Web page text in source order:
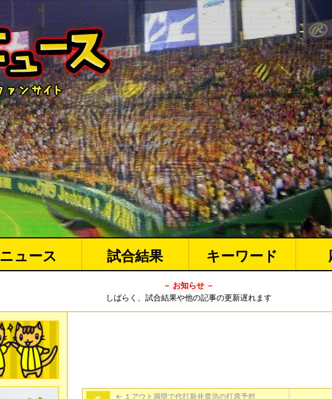
ニュース 試合結果 キーワード
－ お知らせ －
しばらく、試合結果や他の記事の更新遅れます
← １アウト満塁で代打新井貴浩の打席予想